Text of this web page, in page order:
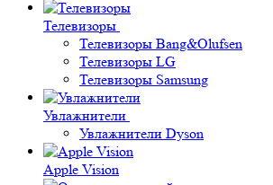
Телевизоры
Телевизоры Bang&Olufsen
Телевизоры LG
Телевизоры Samsung
Увлажнители
Увлажнители Dyson
Apple Vision